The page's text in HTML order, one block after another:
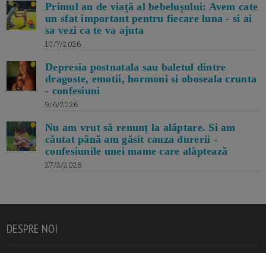
Primul an de viață al bebelușului: Avem cate
un sfat important pentru fiecare luna - si ai
sa vezi ca te va ajuta
10/7/2026
Depresia postnatala sau baletul dintre
dragoste, emotii, hormoni si oboseala crunta
- confesiuni
9/6/2026
Nu am vrut să renunț la alăptare. Si am
căutat până am găsit cauza durerii -
confesiunile unei mame care alăptează
27/3/2026
DESPRE NOI